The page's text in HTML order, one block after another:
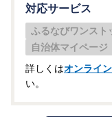
対応サービス
ふるなびワンスト
自治体マイページ
詳しくはオンライ
い。